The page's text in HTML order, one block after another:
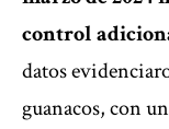
control
datos
guanacos, con